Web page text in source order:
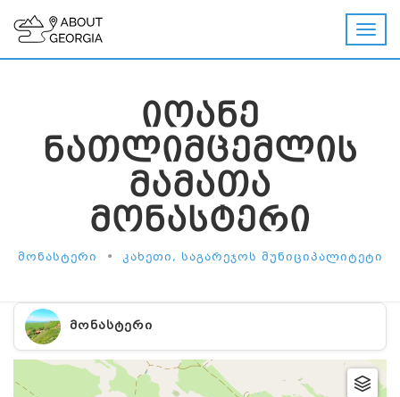
ᲘᲝᲐᲜᲔ
ᲜᲐᲗᲚᲘᲛᲪᲔᲛᲚᲘᲡ
ᲛᲐᲛᲐᲗᲐ
ᲛᲝᲜᲐᲡᲢᲔᲠᲘ
ᲛᲝᲜᲐᲡᲢᲔᲠᲘ • ᲙᲐᲮᲔᲗᲘ, ᲡᲐᲒᲐᲠᲔᲯᲝᲡ ᲛᲣᲜᲘᲪᲘᲞᲐᲚᲘᲢᲔᲢᲘ
ᲛᲝᲜᲐᲡᲢᲔᲠᲘ